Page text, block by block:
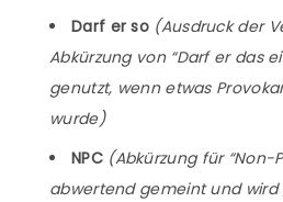
Darf er so (Ausdruck der
Abkürzung von “Darf er das
genutzt, wenn etwas
wurde)
NPC (Abkürzung für “Non-
abwertend gemeint und wird